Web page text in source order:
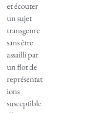
et écouter
un sujet
transgenre
sans être
assailli par
un flot de
représentat
ions
susceptible